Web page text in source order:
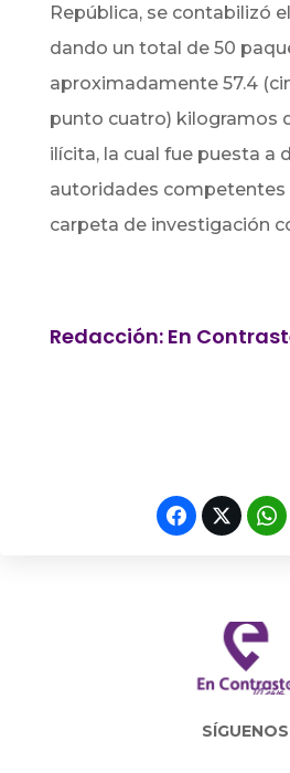
República, se contabilizó
dando un total de 50
aproximadamente 57.4
punto cuatro) kilogramos
ilícita, la cual fue puesta a
autoridades competentes
carpeta de investigación
Redacción: En